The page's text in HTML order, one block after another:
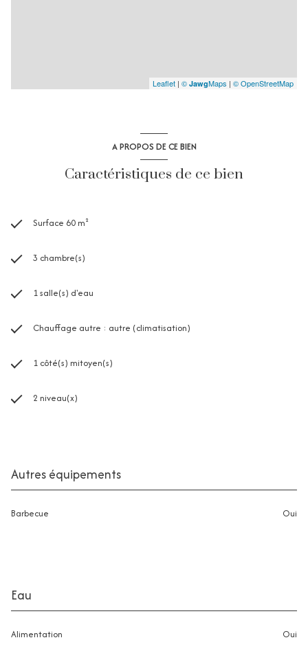
Leaflet | © JawgMaps | © OpenStreetMap
A PROPOS DE CE BIEN
Caractéristiques de ce bien
Surface 60 m²
3 chambre(s)
1 salle(s) d'eau
Chauffage autre : autre (climatisation)
1 côté(s) mitoyen(s)
2 niveau(x)
Autres équipements
Barbecue oui
Eau
Alimentation oui